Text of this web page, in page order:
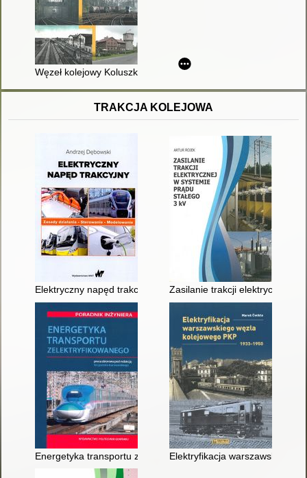
Węzeł kolejowy Koluszki
TRAKCJA KOLEJOWA
Elektryczny napęd trakcyjny : zasady działania, sterowanie,
Zasilanie trakcji elektrycznej w
Energetyka transportu zelektryfikowanego : poradnik inżyniera
Elektryfikacja warszawskiego